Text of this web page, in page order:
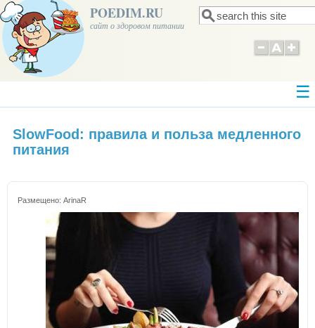
POEDIM.RU
сайт о здоровом питании Форма поиска
Поиск
SlowFood: правила и польза медленного
питания
Размещено: ArinaR